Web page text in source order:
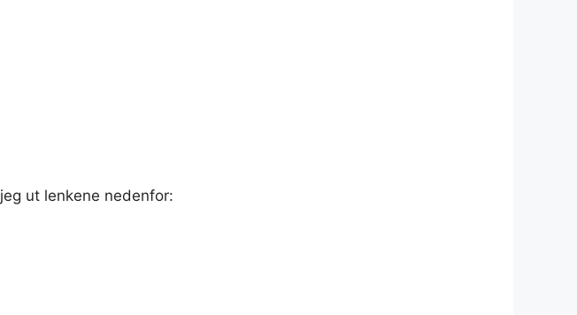
ut lenkene nedenfor: